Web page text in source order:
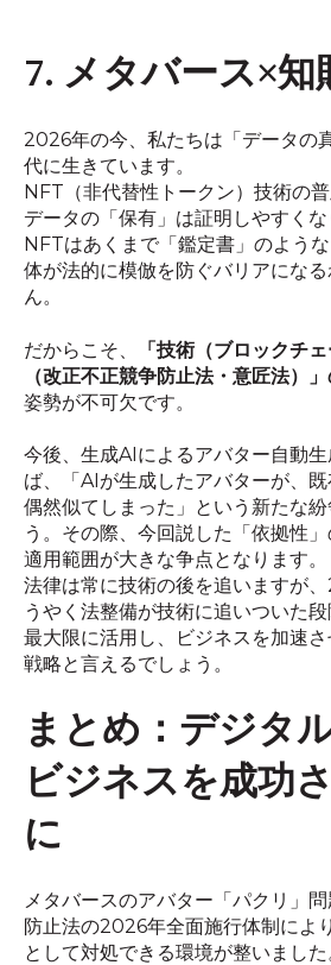
7. メタバース×知
2026年の今、私たちは「データの
代に生きています。
NFT（非代替性トークン）技術の
データの「保有」は証明しやすくな
NFTはあくまで「鑑定書」のよう
体が法的に模倣を防ぐバリアにな
ん。
だからこそ、
「技術（ブロックチ
（改正不正競争防止法・意匠法）
姿勢が不可欠です。
今後、生成AIによるアバター自動
ば、「AIが生成したアバターが、
偶然似てしまった」という新たな
う。その際、今回説した「依拠性
適用範囲が大きな争点となります。
法律は常に技術の後を追いますが
うやく法整備が技術に追いついた
最大限に活用し、ビジネスを加速
戦略と言えるでしょう。
まとめ：デジタ
ビジネスを成功
に
メタバースのアバター「パクリ」
防止法の2026年全面施行体制によ
として対処できる環境が整いました